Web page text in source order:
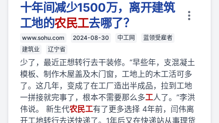
十年间减少1500万，离开建筑
工地的农民工去哪了？
www.sohu.com 2024-08-30 中工网
蓝领受雇者
建筑业
辽宁省
少了，最近正想转行去干装修。“早些年，支混凝土
模板、制作木屋盖及木门窗，工地上的木工活可多
了。这几年，变成了在工厂造出半成品，拉到工地
一拼接就完事了，根本不需要那么多工人了。”李洪
伟说。 新生代农民工有了更多选择 4年前，闫伟离
开工地转行去送快递了。1年后又在快递站从事理货